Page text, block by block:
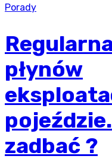
Porady
płynów
zadbać ?